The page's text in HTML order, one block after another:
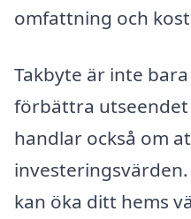
omfattning och
Takbyte är inte
förbättra
handlar också om
kan öka ditt hems